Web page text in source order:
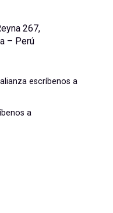
267,
– Perú
escríbenos a
a